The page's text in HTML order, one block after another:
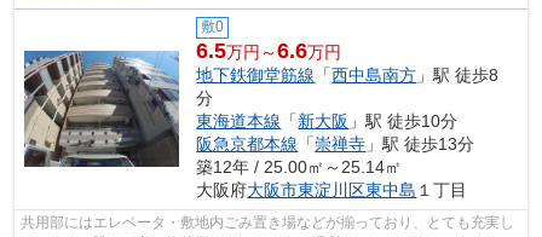
敷0
6.5万円～6.6万円
地下鉄御堂筋線 「西中島南方 」駅 徒歩8
分
東海道本線 「新大阪 」駅 徒歩10分
阪急京都本線 「崇禅寺 」駅 徒歩13分
築12年 / 25.00㎡～25.14㎡
大阪府大阪市東淀川区東中島 １丁目
共用部にはエレベータ・敷地内ごみ置き場などが揃っており、とても充実し